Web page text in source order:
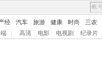
经 汽车 旅游 健康 时尚 三农
高清 电影 电视剧 纪录片